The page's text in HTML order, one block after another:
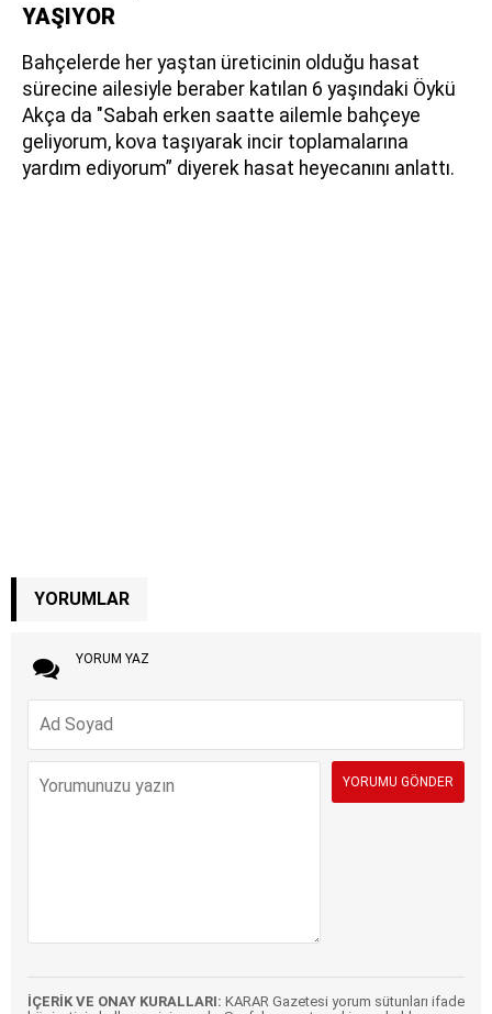
YAŞIYOR
Bahçelerde her yaştan üreticinin olduğu hasat
sürecine ailesiyle beraber katılan 6 yaşındaki Öykü
Akça da "Sabah erken saatte ailemle bahçeye
geliyorum, kova taşıyarak incir toplamalarına
yardım ediyorum” diyerek hasat heyecanını anlattı.
YORUMLAR
YORUM YAZ
İÇERİK VE ONAY KURALLARI: KARAR Gazetesi yorum sütunları ifade